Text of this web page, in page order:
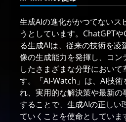
生成AIの進化がかつてないス
うとしています。ChatGPT
る生成AIは、従来の技術を凌
像の生成能力を発揮し、コン
したさまざまな分野において
す。「AI-Watch」は、AI技術
れ、実用的な解決策や最新
することで、生成AIの正しい
ていくことを使命としていま